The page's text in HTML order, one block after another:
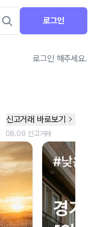
로그인
로그인 해주세요.